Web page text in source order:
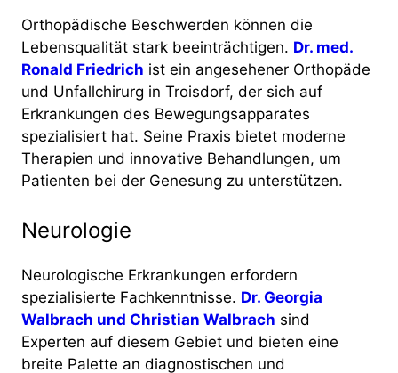
Orthopädische Beschwerden können die
Lebensqualität stark beeinträchtigen. Dr. med.
Ronald Friedrich ist ein angesehener Orthopäde
und Unfallchirurg in Troisdorf, der sich auf
Erkrankungen des Bewegungsapparates
spezialisiert hat. Seine Praxis bietet moderne
Therapien und innovative Behandlungen, um
Patienten bei der Genesung zu unterstützen​​.
Neurologie
Neurologische Erkrankungen erfordern
spezialisierte Fachkenntnisse. Dr. Georgia
Walbrach und Christian Walbrach sind
Experten auf diesem Gebiet und bieten eine
breite Palette an diagnostischen und